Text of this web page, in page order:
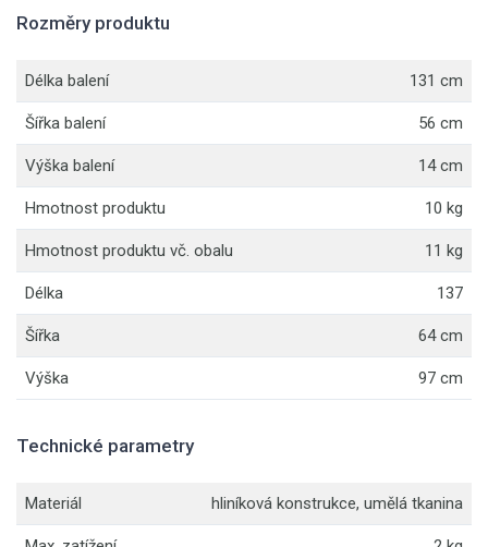
Rozměry produktu
Délka balení 131 cm
Šířka balení 56 cm
Výška balení 14 cm
Hmotnost produktu 10 kg
Hmotnost produktu vč. obalu 11 kg
Délka 137
Šířka 64 cm
Výška 97 cm
Technické parametry
Materiál hliníková konstrukce, umělá tkanina